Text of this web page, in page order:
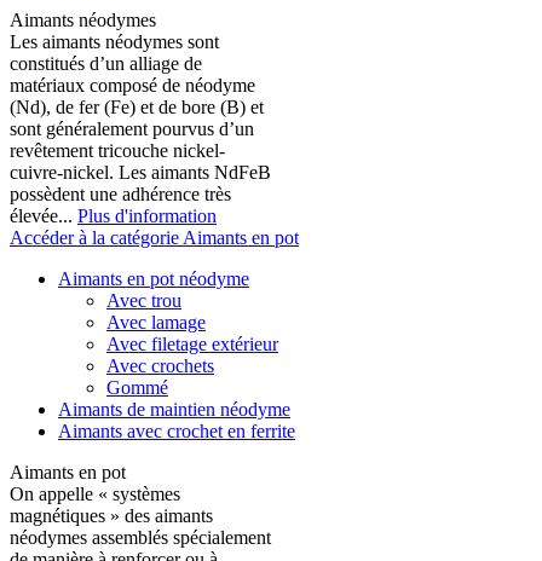
Aimants néodymes
Les aimants néodymes sont
constitués d’un alliage de
matériaux composé de néodyme
(Nd), de fer (Fe) et de bore (B) et
sont généralement pourvus d’un
revêtement tricouche nickel-
cuivre-nickel. Les aimants NdFeB
possèdent une adhérence très
élevée... Plus d'information
Accéder à la catégorie Aimants en pot
Aimants en pot néodyme
Avec trou
Avec lamage
Avec filetage extérieur
Avec crochets
Gommé
Aimants de maintien néodyme
Aimants avec crochet en ferrite
Aimants en pot
On appelle « systèmes
magnétiques » des aimants
néodymes assemblés spécialement